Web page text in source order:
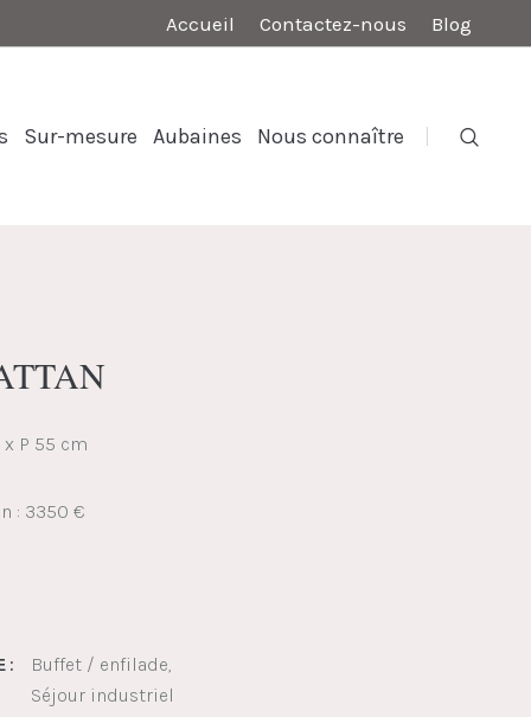
Accueil Contactez-nous Blog
Sur-mesure Aubaines Nous connaître
x P 55 cm
: 3350 €
:
Buffet / enfilade
Séjour industriel